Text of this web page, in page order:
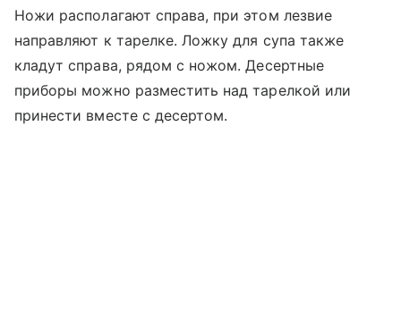
Ножи располагают справа, при этом лезвие
направляют к тарелке. Ложку для супа также
кладут справа, рядом с ножом. Десертные
приборы можно разместить над тарелкой или
принести вместе с десертом.